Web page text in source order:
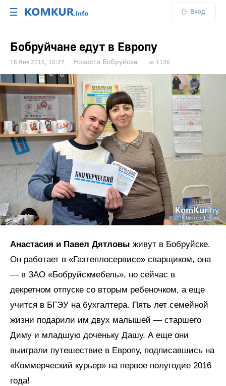
☰ Вход
Бобруйчане едут в Европу
18 Янв 2016, 10:27 Новости Бобруйска 1136
Анастасия и Павел Дятловы живут в Бобруйске.
Он работает в «Газтеплосервисе» сварщиком, она
— в ЗАО «Бобруйскмебель», но сейчас в
декретном отпуске со вторым ребеночком, а еще
учится в БГЭУ на бухгалтера. Пять лет семейной
жизни подарили им двух малышей — старшего
Диму и младшую доченьку Дашу. А еще они
выиграли путешествие в Европу, подписавшись на
«Коммерческий курьер» на первое полугодие 2016
года!